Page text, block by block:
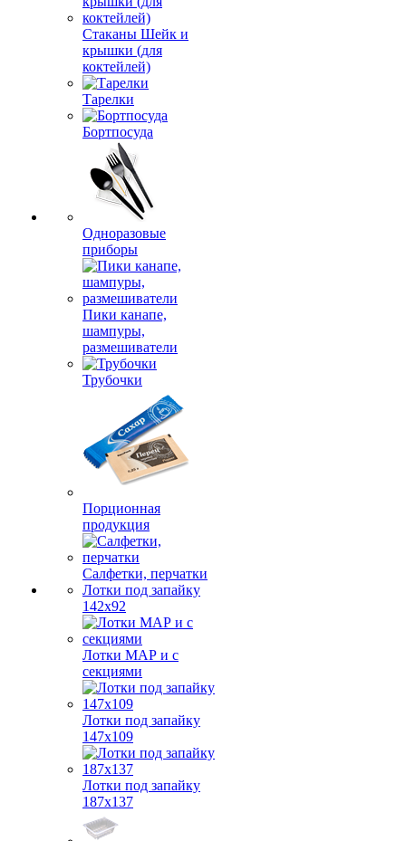
Стаканы Шейк и
крышки (для
коктейлей)
Тарелки
Бортпосуда
Одноразовые
приборы
Пики канапе,
шампуры,
размешиватели
Трубочки
Порционная
продукция
Салфетки, перчатки
Лотки под запайку
142х92
Лотки МАР и с
секциями
Лотки под запайку
147х109
Лотки под запайку
187х137